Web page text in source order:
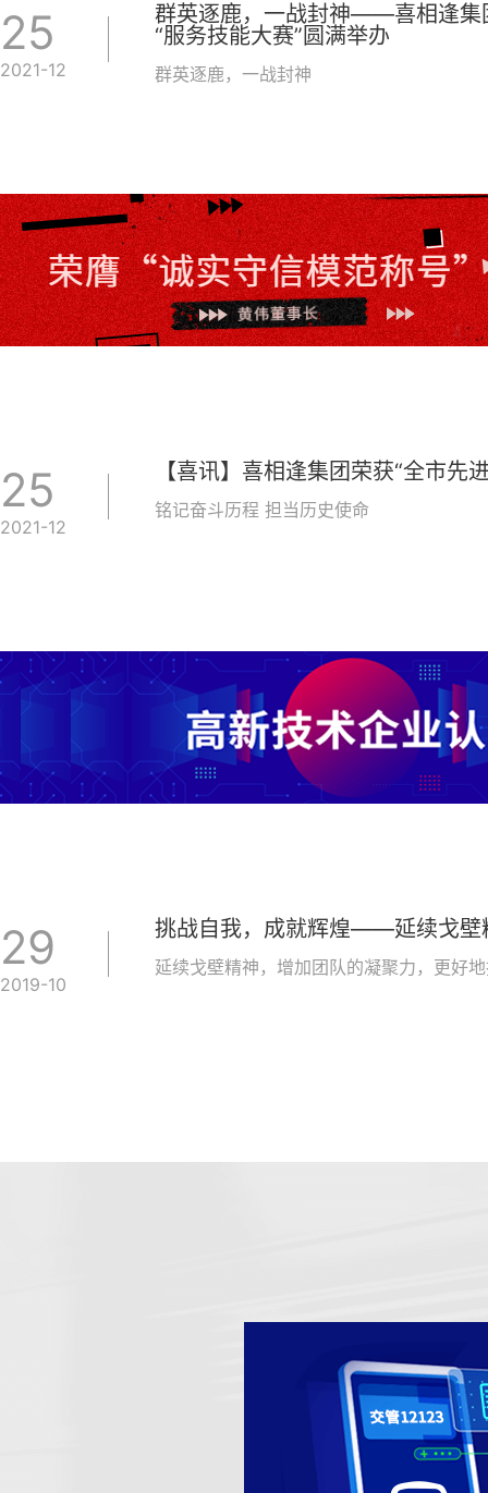
25
2021-12
群英逐鹿，一战封神——喜相逢集
“服务技能大赛”圆满举办
群英逐鹿，一战封神
25
2021-12
【喜讯】喜相逢集团荣获“全市先
铭记奋斗历程 担当历史使命
29
2019-10
挑战自我，成就辉煌——延续戈壁
延续戈壁精神，增加团队的凝聚力，更好